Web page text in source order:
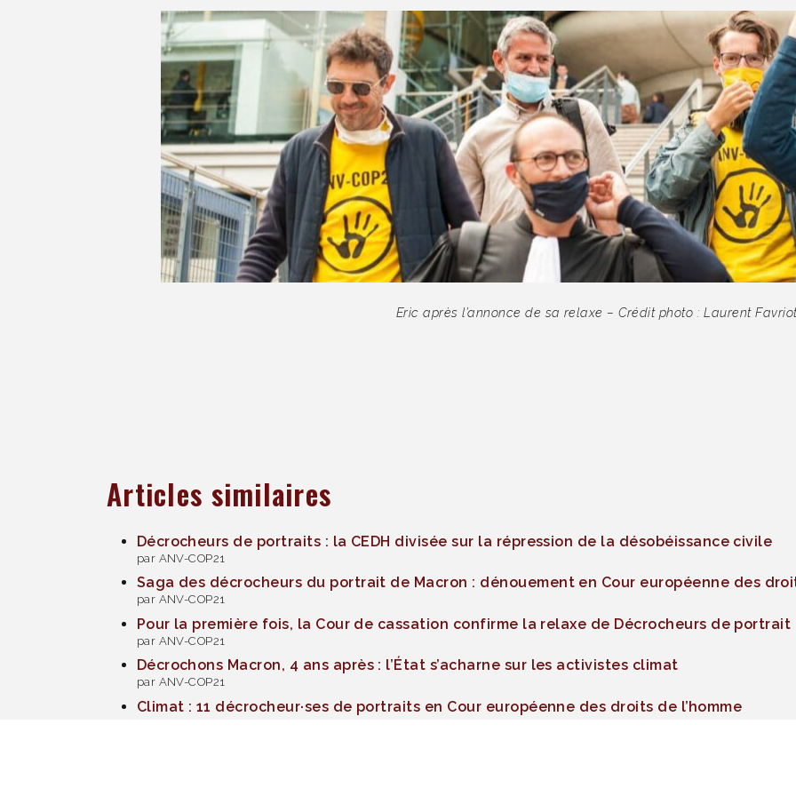
Eric après l’annonce de sa relaxe – Crédit photo : Laurent
Articles similaires
Décrocheurs de portraits : la CEDH divisée sur la répression de la désobéissance civile
par ANV-COP21
Saga des décrocheurs du portrait de Macron : dénouement en Cour européenne des
par ANV-COP21
Pour la première fois, la Cour de cassation confirme la relaxe de Décrocheurs de portrait
par ANV-COP21
Décrochons Macron, 4 ans après : l’État s’acharne sur les activistes climat
par ANV-COP21
Climat : 11 décrocheur·ses de portraits en Cour européenne des droits de l’homme